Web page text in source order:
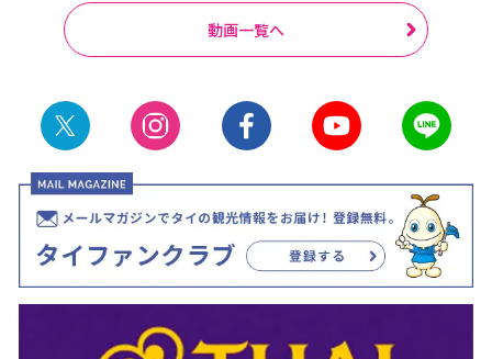
動画一覧へ